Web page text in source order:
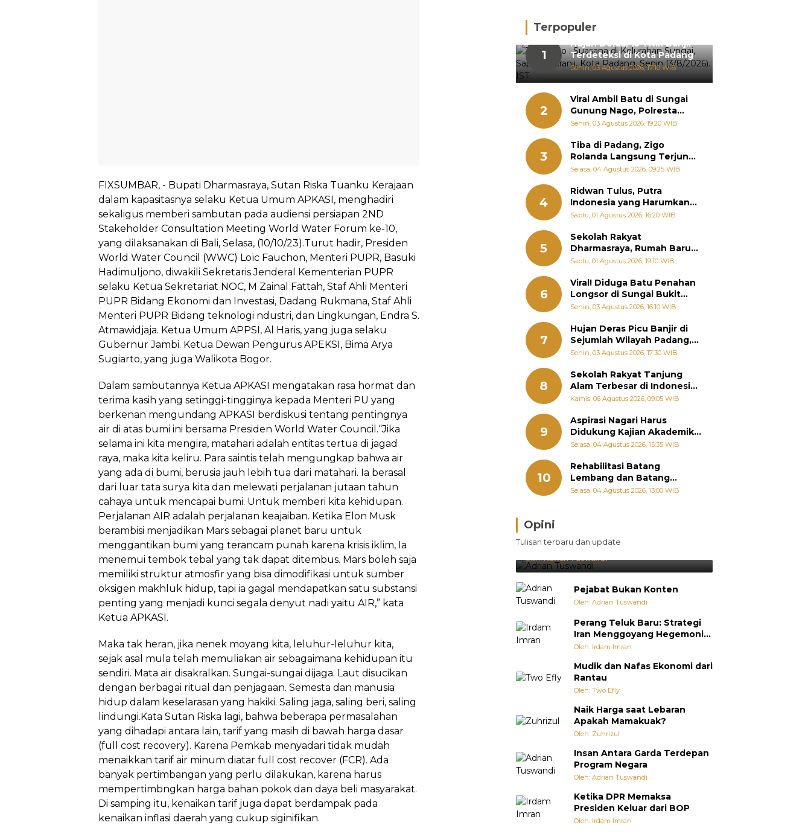
FIXSUMBAR, - Bupati Dharmasraya, Sutan Riska Tuanku Kerajaan
dalam kapasitasnya selaku Ketua Umum APKASI, menghadiri
sekaligus memberi sambutan pada audiensi persiapan 2ND
Stakeholder Consultation Meeting World Water Forum ke-10,
yang dilaksanakan di Bali, Selasa, (10/10/23).Turut hadir, Presiden
World Water Council (WWC) Loïc Fauchon, Menteri PUPR, Basuki
Hadimuljono, diwakili Sekretaris Jenderal Kementerian PUPR
selaku Ketua Sekretariat NOC, M Zainal Fattah, Staf Ahli Menteri
PUPR Bidang Ekonomi dan Investasi, Dadang Rukmana, Staf Ahli
Menteri PUPR Bidang teknologi ndustri, dan Lingkungan, Endra S.
Atmawidjaja. Ketua Umum APPSI, Al Haris, yang juga selaku
Gubernur Jambi. Ketua Dewan Pengurus APEKSI, Bima Arya
Sugiarto, yang juga Walikota Bogor.
Dalam sambutannya Ketua APKASI mengatakan rasa hormat dan
terima kasih yang setinggi-tingginya kepada Menteri PU yang
berkenan mengundang APKASI berdiskusi tentang pentingnya
air di atas bumi ini bersama Presiden World Water Council.“Jika
selama ini kita mengira, matahari adalah entitas tertua di jagad
raya, maka kita keliru. Para saintis telah mengungkap bahwa air
yang ada di bumi, berusia jauh lebih tua dari matahari. Ia berasal
dari luar tata surya kita dan melewati perjalanan jutaan tahun
cahaya untuk mencapai bumi. Untuk memberi kita kehidupan.
Perjalanan AIR adalah perjalanan keajaiban. Ketika Elon Musk
berambisi menjadikan Mars sebagai planet baru untuk
menggantikan bumi yang terancam punah karena krisis iklim, Ia
menemui tembok tebal yang tak dapat ditembus. Mars boleh saja
memiliki struktur atmosfir yang bisa dimodifikasi untuk sumber
oksigen makhluk hidup, tapi ia gagal mendapatkan satu substansi
penting yang menjadi kunci segala denyut nadi yaitu AIR,” kata
Ketua APKASI.
Maka tak heran, jika nenek moyang kita, leluhur-leluhur kita,
sejak asal mula telah memuliakan air sebagaimana kehidupan itu
sendiri. Mata air disakralkan. Sungai-sungai dijaga. Laut disucikan
dengan berbagai ritual dan penjagaan. Semesta dan manusia
hidup dalam keselarasan yang hakiki. Saling jaga, saling beri, saling
lindungi.Kata Sutan Riska lagi, bahwa beberapa permasalahan
yang dihadapi antara lain, tarif yang masih di bawah harga dasar
(full cost recovery). Karena Pemkab menyadari tidak mudah
menaikkan tarif air minum diatar full cost recover (FCR). Ada
banyak pertimbangan yang perlu dilakukan, karena harus
mempertimbngkan harga bahan pokok dan daya beli masyarakat.
Di samping itu, kenaikan tarif juga dapat berdampak pada
kenaikan inflasi daerah yang cukup siginifikan.
Terpopuler
1
Hujan Deras, 15 Titik Banjir
Terdeteksi di Kota Padang
Senin, 03 Agustus 2026, 17:10 WIB
2
Viral Ambil Batu di Sungai
Gunung Nago, Polresta
Padang Ungkap Fakta
Senin, 03 Agustus 2026, 19:20 WIB
3
Tiba di Padang, Zigo
Rolanda Langsung Terjun
Bantu Warga Terdampak
Selasa, 04 Agustus 2026, 09:25 WIB
4
Ridwan Tulus, Putra
Indonesia yang Harumkan
Nama Bangsa hingga
Jepang
Sabtu, 01 Agustus 2026, 16:20 WIB
5
Sekolah Rakyat
Dharmasraya, Rumah Baru
268 Anak Menggapai Mimpi
Kemiskinan
Sabtu, 01 Agustus 2026, 19:10 WIB
6
Viral! Diduga Batu Penahan
Longsor di Sungai Bukit
Nago Padang Diambil, Warga
Senin, 03 Agustus 2026, 16:10 WIB
7
Hujan Deras Picu Banjir di
Sejumlah Wilayah Padang,
Fadly Amran Perintahkan
Senin, 03 Agustus 2026, 17:30 WIB
8
Sekolah Rakyat Tanjung
Alam Terbesar di Indonesia,
Groundbreaking September
Kamis, 06 Agustus 2026, 09:05 WIB
9
Aspirasi Nagari Harus
Didukung Kajian Akademik,
Zigo Rolanda: Agar Mudah
Kementerian
Selasa, 04 Agustus 2026, 15:35 WIB
10
Rehabilitasi Batang
Lembang dan Batang
Gawan Segera Dimulai, Zigo
Selasa, 04 Agustus 2026, 13:00 WIB
Opini
Tulisan terbaru dan update
Brasil Lebih Diunggulkan, tetapi
Jepang Selalu Punya Cara Membuat
Kejutan
Oleh:Adrian Tuswandi
Pejabat Bukan Konten
Oleh: Adrian Tuswandi
Perang Teluk Baru: Strategi
Iran Menggoyang Hegemoni
AS dari Dalam
Oleh: Irdam Imran
Mudik dan Nafas Ekonomi dari
Rantau
Oleh: Two Efly
Naik Harga saat Lebaran
Apakah Mamakuak?
Oleh: Zuhrizul
Insan Antara Garda Terdepan
Program Negara
Oleh: Adrian Tuswandi
Ketika DPR Memaksa
Presiden Keluar dari BOP
Oleh: Irdam Imran